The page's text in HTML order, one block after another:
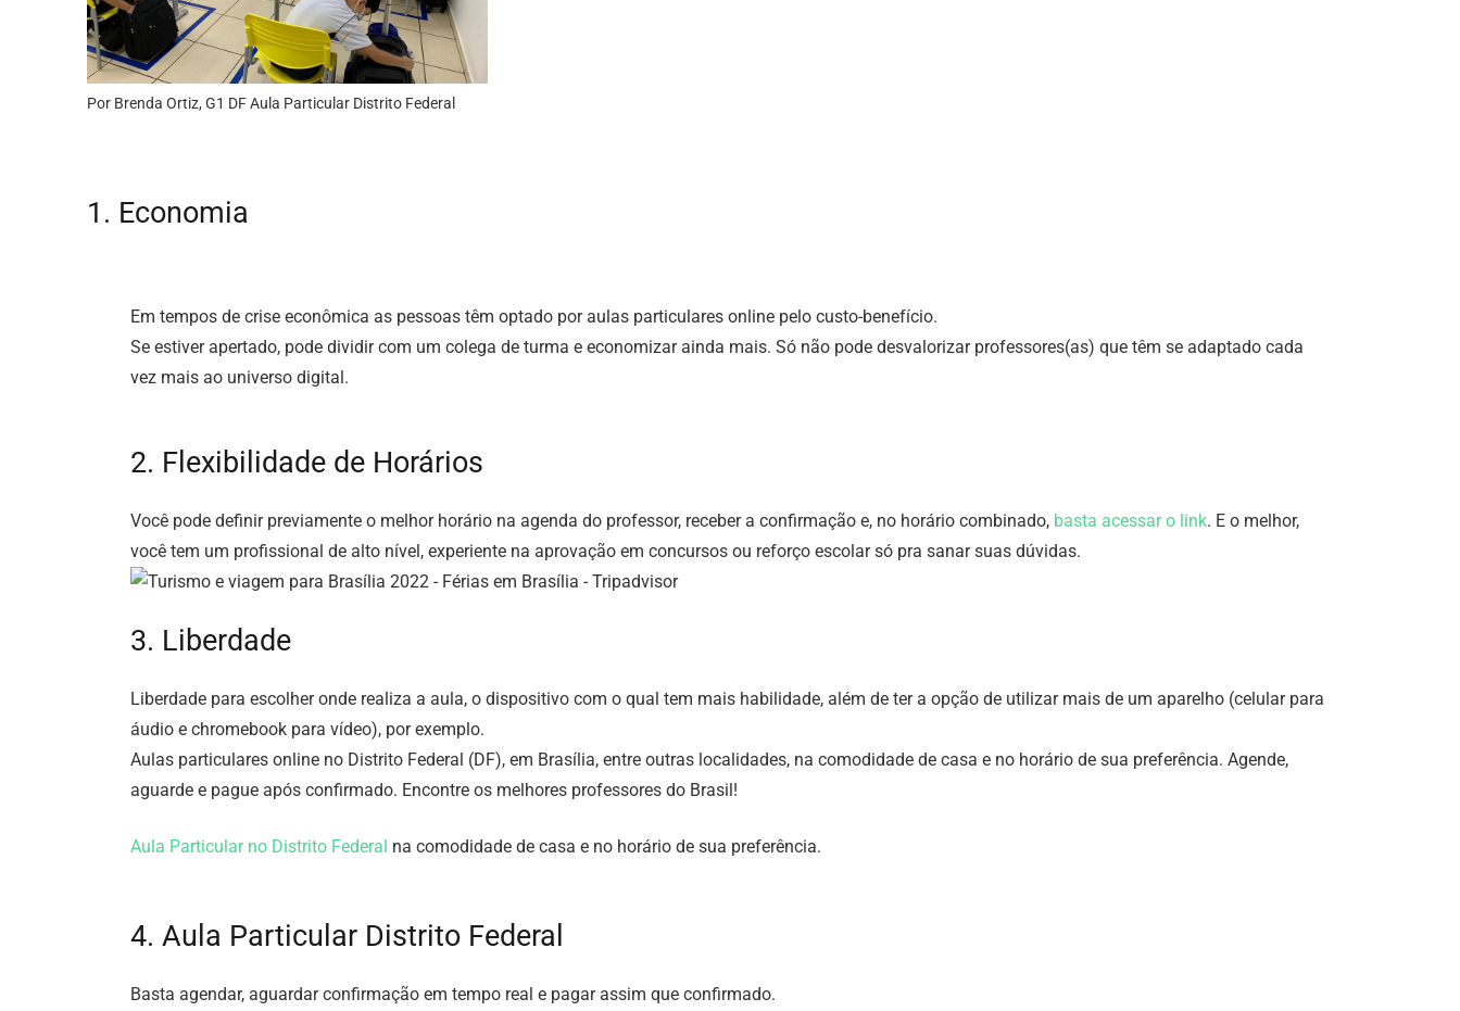
Por Brenda Ortiz, G1 DF Aula Particular Distrito Federal
1. Economia
Em tempos de crise econômica as pessoas têm optado por aulas particulares online pelo custo-benefício.
Se estiver apertado, pode dividir com um colega de turma e economizar ainda mais. Só não pode desvalorizar professores(as) que têm se adaptado cada
vez mais ao universo digital.
2. Flexibilidade de Horários
Você pode definir previamente o melhor horário na agenda do professor, receber a confirmação e, no horário combinado, basta acessar o link. E o melhor,
você tem um profissional de alto nível, experiente na aprovação em concursos ou reforço escolar só pra sanar suas dúvidas.
3. Liberdade
Liberdade para escolher onde realiza a aula, o dispositivo com o qual tem mais habilidade, além de ter a opção de utilizar mais de um aparelho (celular para
áudio e chromebook para vídeo), por exemplo.
Aulas particulares online no Distrito Federal (DF), em Brasília, entre outras localidades, na comodidade de casa e no horário de sua preferência. Agende,
aguarde e pague após confirmado. Encontre os melhores professores do Brasil!
Aula Particular no Distrito Federal na comodidade de casa e no horário de sua preferência.
4. Aula Particular Distrito Federal
Basta agendar, aguardar confirmação em tempo real e pagar assim que confirmado.